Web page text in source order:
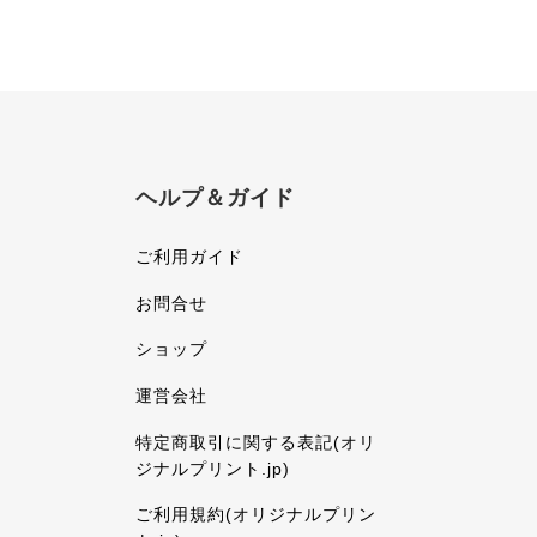
ヘルプ＆ガイド
ご利用ガイド
お問合せ
ショップ
運営会社
特定商取引に関する表記(オリ
ジナルプリント.jp)
ご利用規約(オリジナルプリン